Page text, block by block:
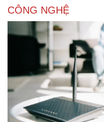
Sân khấu - Điện ảnh
Văn học
Âm nhạc
CÔNG NGHỆ